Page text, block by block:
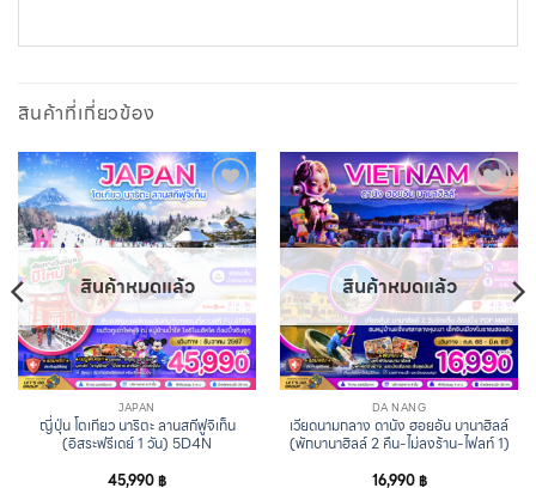
สินค้าที่เกี่ยวข้อง
Add to
wishlist
สินค้าหมดแล้ว
JAPAN
ญี่ปุ่น โตเกียว นาริตะ ลานสกีฟูจิเท็น
(อิสระฟรีเดย์ 1 วัน) 5D4N
45,990฿
Add to
wishlist
สินค้าหมดแล้ว
DA NANG
เวียดนามกลาง ดานัง ฮอยอัน บานาฮิลล์
(พักบานาฮิลล์ 2 คืน-ไม่ลงร้าน-ไฟลท์ 1)
16,990฿